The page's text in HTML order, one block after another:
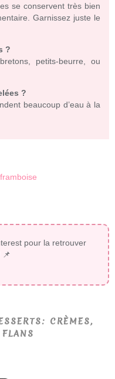
se conservent très bien
Garnissez juste le
?
petits-beurre, ou
?
beaucoup d’eau à la
pour la retrouver
📌
CRÈMES,